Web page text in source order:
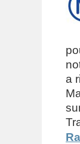
a